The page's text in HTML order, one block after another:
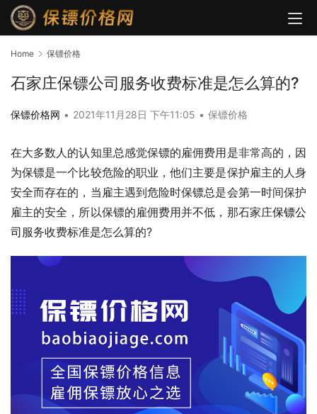
Home 保镖价格
石家庄保镖公司服务收费标准是怎么算的?
保镖价格网 • 2021年11月28日 下午11:05 • 保镖价格
在大多数人的认知里总感觉保镖的雇佣费用是非常高的，因
为保镖是一个比较危险的职业，他们主要是保护雇主的人身
安全而存在的，当雇主遇到危险时保镖总是会第一时间保护
雇主的安全，所以保镖的雇佣费用并不低，那石家庄保镖公
司服务收费标准是怎么算的?